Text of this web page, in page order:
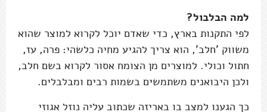
למה הבלבול?
לפי התקנות בארץ, כדי שאדם יוכל לקרוא למוצר שהוא
משווק 'חלב', הוא צריך להגיע מחיה כלשהי: פרה, עז,
חתול וכולי. למוצרים מן הצומח אסור לקרוא בשם חלב,
ולכן היבואנים משתמשים בשמות רבים ומבלבלים.
כך הגענו למצב בו באריזה שכתוב עליה נוזל אגוזי